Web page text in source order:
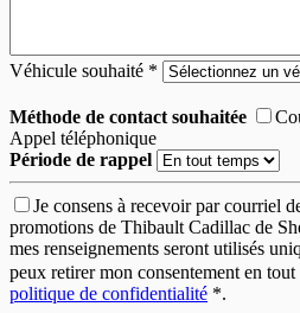
Véhicule souhaité *
Méthode de contact souhaitée
Appel téléphonique
Période de rappel
Je consens à recevoir par courriel
promotions de Thibault Cadillac de
mes renseignements seront utilisés
peux retirer mon consentement en tout
politique de confidentialité *.